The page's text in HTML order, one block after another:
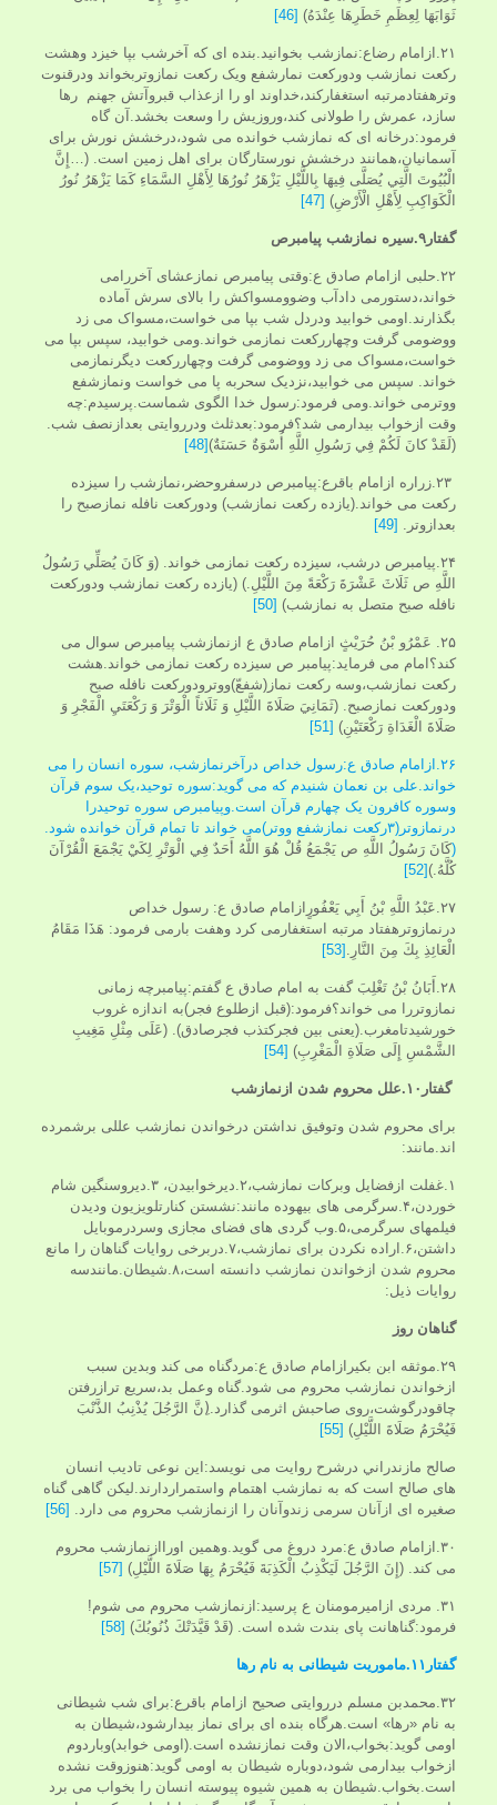
ثَوَابَهَا لِعِظَمِ خَطَرِهَا عِنْدَهُ) [46]
۲۱.ازامام رضاع:نمازشب بخوانید.بنده ای که آخرشب بپا خیزد وهشت
رکعت نمازشب ودورکعت نمارشفع ویک رکعت نمازوتربخواند ودرقنوت
وترهفتادمرتبه استغفارکند،خداوند او را ازعذاب قبروآتش جهنم رها
سازد، عمرش را طولانی کند،وروزیش را وسعت بخشد.آن گاه
فرمود:درخانه ای که نمازشب خوانده می شود،درخشش نورش برای
آسمانیان،همانند درخشش نورستارگان برای اهل زمین است. (…إِنَّ
الْبُيُوتَ الَّتِي يُصَلَّى فِيهَا بِاللَّيْلِ يَزْهَرُ نُورُهَا لِأَهْلِ السَّمَاءِ كَمَا يَزْهَرُ نُورُ
الْكَوَاكِبِ لِأَهْلِ الْأَرْضِ) [47]
گفتار۹.سیره نمازشب پیامبرص
۲۲.حلبی ازامام صادق ع:وقتی پیامبرص نمازعشای آخررامی
خواند،دستورمی دادآب وضوومسواکش را بالای سرش آماده
بگذارند.اومی خوابید ودردل شب بپا می خواست،مسواک می زد
ووضومی گرفت وچهاررکعت نمازمی خواند.ومی خوابید، سپس بپا می
خواست،مسواک می زد ووضومی گرفت وچهاررکعت دیگرنمازمی
خواند. سپس می خوابید،نزدیک سحربه پا می خواست ونمازشفع
ووترمی خواند.ومی فرمود:رسول خدا الگوی شماست.پرسیدم:چه
وقت ازخواب بیدارمی شد؟فرمود:بعدثلث ودرروایتی بعدازنصف شب.
(لَقَدْ كانَ لَكُمْ فِي رَسُولِ اللَّهِ أُسْوَةٌ حَسَنَةٌ)[48]
۲۳.زراره ازامام باقرع:پیامبرص درسفروحضر،نمازشب را سیزده
رکعت می خواند.(یازده رکعت نمازشب) ودورکعت نافله نمازصبح را
بعدازوتر. [49]
۲۴.پیامبرص درشب، سیزده رکعت نمازمی خواند. (وَ كَانَ‏ يُصَلِّي رَسُولُ
اللَّهِ ص ثَلَاثَ عَشْرَةَ رَكْعَةً مِنَ اللَّيْلِ.) (یازده رکعت نمازشب ودورکعت
نافله صبح متصل به نمازشب) [50]
۲۵. عَمْرُو بْنُ حُرَيْثٍ ازامام صادق ع ازنمازشب پیامبرص سوال می
کند؟امام می فرماید:پیامبر ص سیزده رکعت نمازمی خواند.هشت
رکعت نمازشب،وسه رکعت نماز(شفعّ)ووترودورکعت نافله صبح
ودورکعت نمازصبح. (ثَمَانِيَ صَلَاةَ اللَّيْلِ وَ ثَلَاثاً الْوَتْرَ وَ رَكْعَتَيِ الْفَجْرِ وَ
صَلَاةَ الْغَدَاةِ رَكْعَتَيْنِ) [51]
۲۶.ازامام صادق ع:رسول خداص درآخرنمازشب، سوره انسان را می
خواند.علی بن نعمان شنیدم که می گوید:سوره توحید،یک سوم قرآن
وسوره کافرون یک چهارم قرآن است.وپیامبرص سوره توحیدرا
درنمازوتر(۳رکعت نمازشفع ووتر)می خواند تا تمام قرآن خوانده شود.
(كَانَ رَسُولُ اللَّهِ ص يَجْمَعُ‏ قُلْ هُوَ اللَّهُ أَحَدٌ فِي الْوَتْرِ لِكَيْ يَجْمَعَ الْقُرْآنَ
كُلَّهُ.)[52]
۲۷.عَبْدُ اللَّهِ بْنُ أَبِي يَعْفُورٍازامام صادق ع: رسول خداص
درنمازوترهفتاد مرتبه استغفارمی کرد وهفت بارمی فرمود: هَذَا مَقَامُ
الْعَائِذِ بِكَ مِنَ النَّارِ. [53]
۲۸.أَبَانُ بْنُ تَغْلِبَ گفت به امام صادق ع گفتم:پیامبرچه زمانی
نمازوتررا می خواند؟فرمود:(قبل ازطلوع فجر)به اندازه غروب
خورشیدتامغرب.(یعنی بین فجرکتذب فجرصادق). (عَلَى‏ مِثْلِ‏ مَغِيبِ‏
الشَّمْسِ‏ إِلَى صَلَاةِ الْمَغْرِبِ) [54]
گفتار ۱۰.علل محروم شدن ازنمازشب
برای محروم شدن وتوفیق نداشتن درخواندن نمازشب عللی برشمرده
اند.مانند:
۱.غفلت ازفضایل وبرکات نمازشب،۲.دیرخوابیدن، ۳.دیروسنگین شام
خوردن،۴.سرگرمی های بیهوده مانند:نشستن کنارتلویزیون ودیدن
فیلمهای سرگرمی،۵.وب گردی های فضای مجازی وسردرموبایل
داشتن،۶.اراده نکردن برای نمازشب،۷.دربرخی روایات گناهان را مانع
محروم شدن ازخواندن نمازشب دانسته است،۸.شیطان.مانندسه
روایات ذیل:
گناهان روز
۲۹.موثقه ابن بکیرازامام صادق ع:مردگناه می کند وبدین سبب
ازخواندن نمازشب محروم می شود.گناه وعمل بد،سریع ترازرفتن
چاقودرگوشت،روی صاحبش اثرمی گذارد.(ِنَّ الرَّجُلَ يُذْنِبُ الذَّنْبَ
فَيُحْرَمُ‏ صَلَاةَ اللَّيْلِ) [55]
صالح مازندراني درشرح روایت می نویسد:این نوعی تادیب انسان
های صالح است که به نمازشب اهتمام واستمراردارند.لیکن گاهی گناه
صغیره ای ازآنان سرمی زندوآنان را ازنمازشب محروم می دارد. [56]
۳۰.ازامام صادق ع:مرد دروغ می گوید.وهمین اوراازنمازشب محروم
می کند. (إِنَ‏ الرَّجُلَ‏ لَيَكْذِبُ‏ الْكَذِبَةَ فَيُحْرَمُ بِهَا صَلَاةَ اللَّيْلِ) [57]
۳۱. مردی ازامیرمومنان ع پرسید:ازنمازشب محروم می شوم!
فرمود:گناهانت پای بندت شده است. (قَدْ قَيَّدَتْكَ ذُنُوبُكَ) [58]
گفتار۱۱.ماموریت شیطانی به نام رها
۳۲.محمدبن مسلم درروایتی صحیح ازامام باقرع:برای شب شیطانی
به نام «رها» است.هرگاه بنده ای برای نماز بیدارشود،شیطان به
اومی گوید:بخواب،الان وقت نمازنشده است.(اومی خوابد)وباردوم
ازخواب بیدارمی شود،دوباره شیطان به اومی گوید:هنوزوقت نشده
است.بخواب.شیطان به همین شیوه پیوسته انسان را بخواب می برد